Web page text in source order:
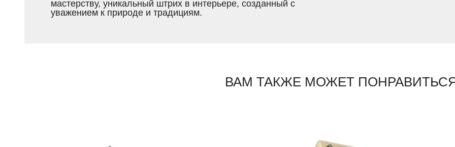
мастерству, уникальный штрих в интерьере, созданный с
уважением к природе и традициям.
ВАМ ТАКЖЕ МОЖЕТ